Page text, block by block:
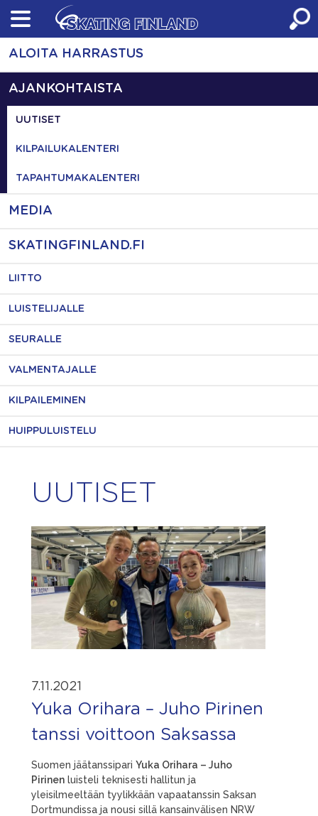
Skip
content
ALOITA HARRASTUS
AJANKOHTAISTA
UUTISET
KILPAILUKALENTERI
TAPAHTUMAKALENTERI
MEDIA
SKATINGFINLAND.FI
LIITTO
LUISTELIJALLE
SEURALLE
VALMENTAJALLE
KILPAILEMINEN
HUIPPULUISTELU
UUTISET
7.11.2021
Yuka Orihara – Juho Pirinen
tanssi voittoon Saksassa
Suomen jäätanssipari Yuka Orihara – Juho
Pirinen luisteli teknisesti hallitun ja
yleisilmeeltään tyylikkään vapaatanssin Saksan
Dortmundissa ja nousi sillä kansainvälisen NRW